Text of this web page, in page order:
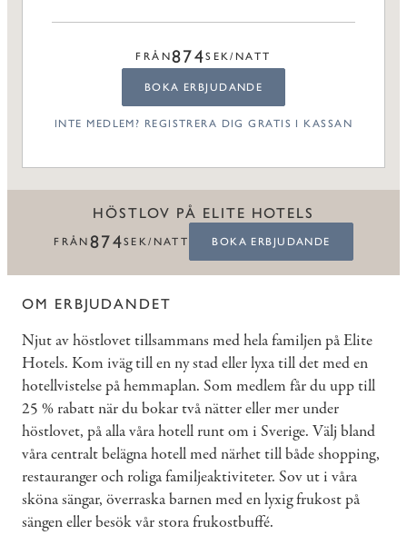
FRÅN874SEK/NATT
BOKA ERBJUDANDE
INTE MEDLEM? REGISTRERA DIG GRATIS I KASSAN
HÖSTLOV PÅ ELITE HOTELS
FRÅN 874SEK/NATT BOKA ERBJUDANDE
OM ERBJUDANDET
Njut av höstlovet tillsammans med hela familjen på Elite
Hotels. Kom iväg till en ny stad eller lyxa till det med en
hotellvistelse på hemmaplan. Som medlem får du upp till
25 % rabatt när du bokar två nätter eller mer under
höstlovet, på alla våra hotell runt om i Sverige. Välj bland
våra centralt belägna hotell med närhet till både shopping,
restauranger och roliga familjeaktiviteter. Sov ut i våra
sköna sängar, överraska barnen med en lyxig frukost på
sängen eller besök vår stora frukostbuffé.